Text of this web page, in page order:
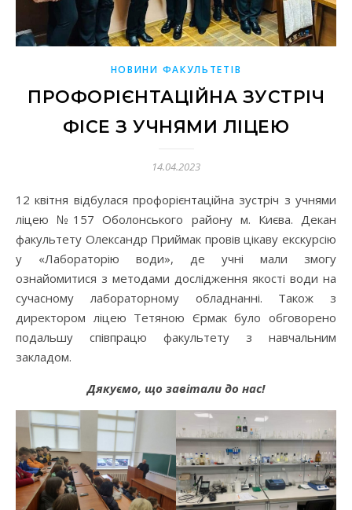
НОВИНИ ФАКУЛЬТЕТІВ
ПРОФОРІЄНТАЦІЙНА ЗУСТРІЧ
ФІСЕ З УЧНЯМИ ЛІЦЕЮ
14.04.2023
12 квітня відбулася профорієнтаційна зустріч з учнями
ліцею №157 Оболонського району м. Києва. Декан
факультету Олександр Приймак провів цікаву екскурсію
у «Лабораторію води», де учні мали змогу
ознайомитися з методами дослідження якості води на
сучасному лабораторному обладнанні. Також з
директором ліцею Тетяною Єрмак було обговорено
подальшу співпрацю факультету з навчальним
закладом.
Дякуємо, що завітали до нас!